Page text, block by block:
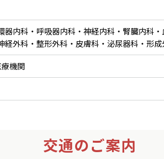
器内科・呼吸器内科・神経内科・腎臓内科
経外科・整形外科・皮膚科・泌尿器科・形
機関
交通のご案内